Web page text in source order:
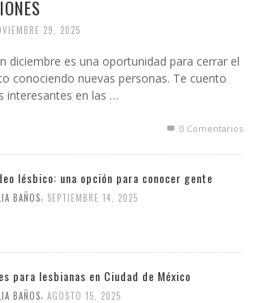
29, 2025
diciembre es una oportunidad para cerrar el
conociendo nuevas personas. Te cuento
interesantes en las …
0 Comentarios
lésbico: una opción para conocer gente
BAÑOS SEPTIEMBRE 14, 2025
para lesbianas en Ciudad de México
BAÑOS AGOSTO 15, 2025